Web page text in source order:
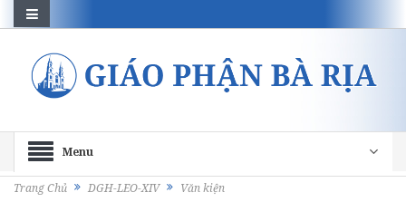
Menu
Trang Chủ DGH-LEO-XIV Văn kiện